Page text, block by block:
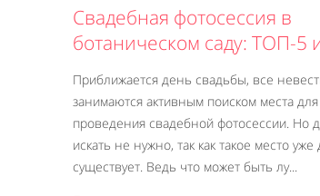
Свадебная фотосессия в
ботаническом саду: ТОП-5
Приближается день свадьбы, все
занимаются активным поиском места для
проведения свадебной фотосессии. Но
искать не нужно, так как такое место
существует. Ведь что может быть лу...